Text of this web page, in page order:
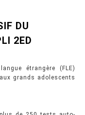
DU
2ED
étrangère (FLE)
grands adolescents